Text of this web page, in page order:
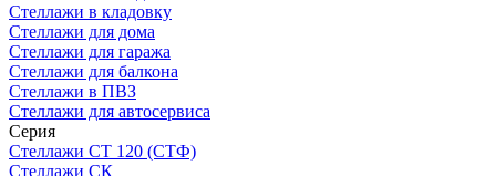
Стеллажи в кладовку
Стеллажи для дома
Стеллажи для гаража
Стеллажи для балкона
Стеллажи в ПВЗ
Стеллажи для автосервиса
Серия
Стеллажи СТ 120 (СТФ)
Стеллажи СК